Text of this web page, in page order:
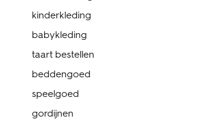
kinderkleding
babykleding
taart bestellen
beddengoed
speelgoed
gordijnen